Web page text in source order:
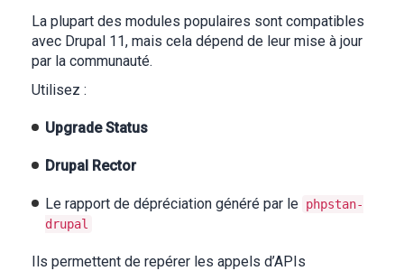
La plupart des modules populaires sont compatibles
avec Drupal 11, mais cela dépend de leur mise à jour
par la communauté.
Utilisez :
Upgrade Status
Drupal Rector
Le rapport de dépréciation généré par le phpstan-
drupal
Ils permettent de repérer les appels d’APIs